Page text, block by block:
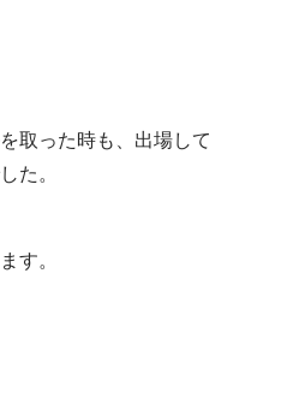
取った時も、出場して
た。
す。